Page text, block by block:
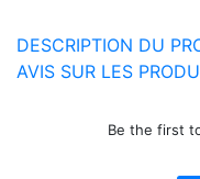
DESCRIPTION DU
AVIS SUR LES
Be the first